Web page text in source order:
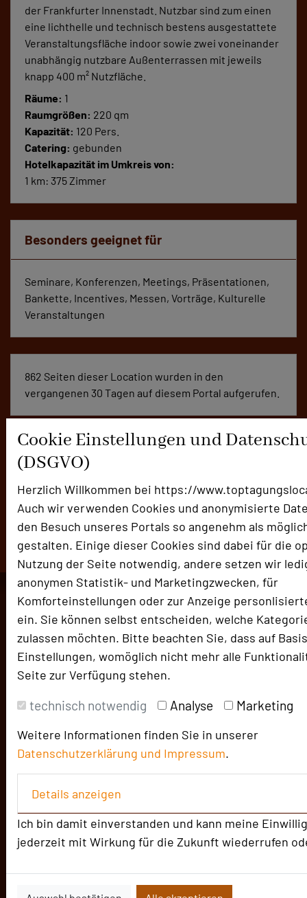
Cookie Einstellungen und
(DSGVO)
Herzlich Willkommen bei https://
Auch wir verwenden Cookies und anonymisierte
den Besuch unseres Portals so angenehm als
gestalten. Einige dieser Cookies sind dabei für die
Nutzung der Seite notwendig, andere setzen wir
anonymen Statistik- und Marketingzwecken, für
Komforteinstellungen oder zur Anzeige
ein. Sie können selbst entscheiden, welche
zulassen möchten. Bitte beachten Sie, dass auf
Einstellungen, womöglich nicht mehr alle
Seite zur Verfügung stehen.
technisch notwendig Analyse Marketing
Weitere Informationen finden Sie in unserer
Datenschutzerklärung und Impressum.
Details anzeigen
Ich bin damit einverstanden und kann meine
jederzeit mit Wirkung für die Zukunft wiederrufen
der Frankfurter Innenstadt. Nutzbar sind zum einen
eine lichthelle und technisch bestens ausgestattete
Veranstaltungsfläche indoor sowie zwei voneinander
unabhängig nutzbare Außenterrassen mit jeweils
knapp 400 m² Nutzfläche.
Räume: 1
Raumgrößen: 220 qm
Kapazität: 120 Pers.
Catering: gebunden
Hotelkapazität im Umkreis von:
1 km: 375 Zimmer
Besonders geeignet für
Seminare, Konferenzen, Meetings, Präsentationen,
Bankette, Incentives, Messen, Vorträge, Kulturelle
Veranstaltungen
862 Seiten dieser Location wurden in den
vergangenen 30 Tagen auf diesem Portal aufgerufen.
Impressum zur Location
Für die Verwendung der Bilder haben die jeweiligen Locations
die Nutzungsrechte für dieses Portal eingeräumt und sind
dafür verantwortlich.
Die Idee
Über uns
Mission
Team
Partner
Für Tagungsentscheider
Location empfehlen
Beste Location 2026
Bilder der Preisverleihung